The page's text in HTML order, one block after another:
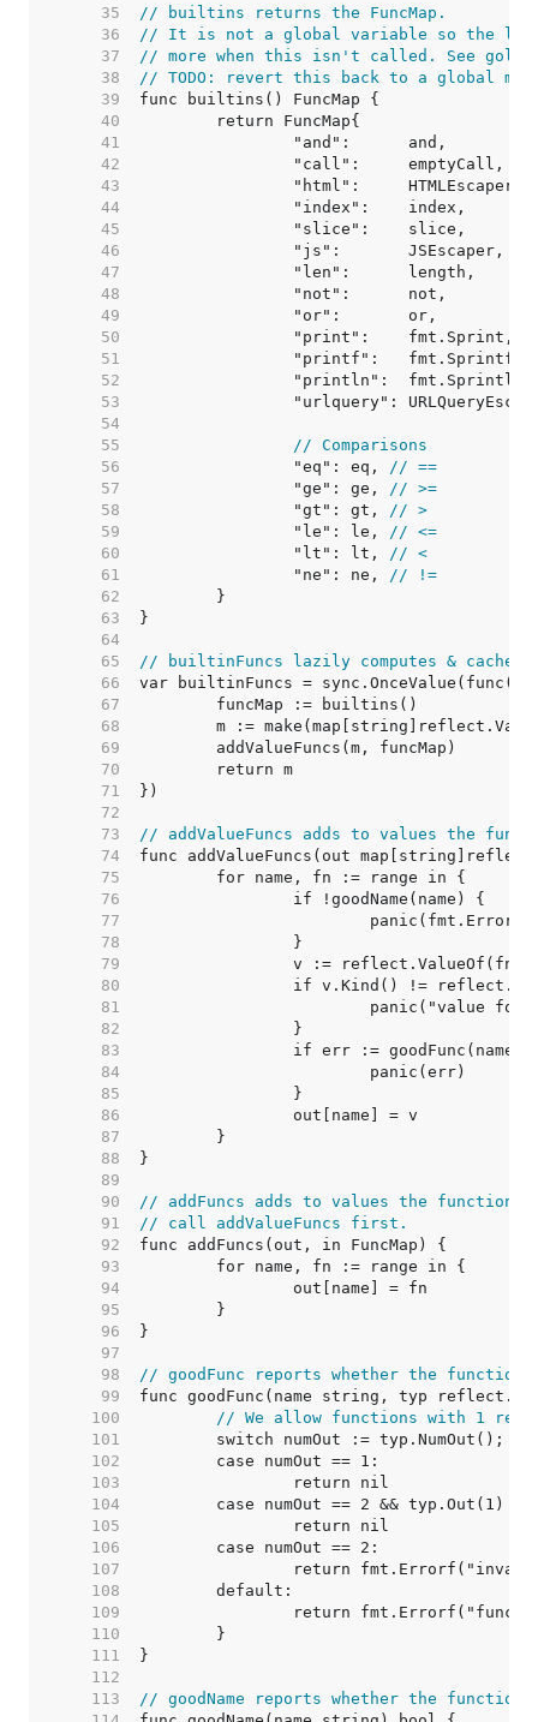
    35
// builtins returns the FuncMap.
    36
// It is not a global variable so the
    37
// more when this isn't called. See
    38
// TODO: revert this back to a global
    39
    40
    41
    42
    43
    44
    45
    46
    47
    48
    49
    50
    51
    52
    53
    54
    55
// Comparisons
    56
		"eq": eq,
// ==
    57
		"ge": ge,
// >=
    58
		"gt": gt,
// >
    59
		"le": le,
// <=
    60
		"lt": lt,
// <
    61
		"ne": ne,
// !=
    62
    63
    64
    65
// builtinFuncs lazily computes & caches
    66
    67
    68
    69
    70
    71
    72
    73
// addValueFuncs adds to values the
    74
    75
    76
    77
    78
    79
    80
    81
    82
    83
    84
    85
    86
    87
    88
    89
    90
// addFuncs adds to values the
    91
// call addValueFuncs first.
    92
    93
    94
    95
    96
    97
    98
// goodFunc reports whether the
    99
   100
// We allow functions with 1
   101
   102
   103
   104
   105
   106
   107
   108
   109
   110
   111
   112
   113
// goodName reports whether the